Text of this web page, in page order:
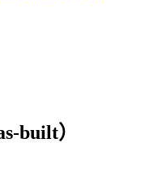
built）